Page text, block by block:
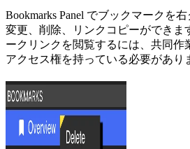
Bookmarks Panel でブックマークを
変更、削除、リンクコピーができま
ークリンクを閲覧するには、共同作
アクセス権を持っている必要があり